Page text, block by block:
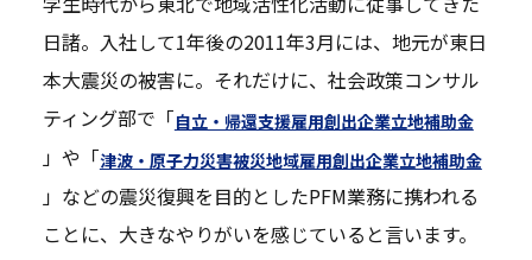
日諸。入社して1年後の2011年3月には、地元が東日
本大震災の被害に。それだけに、社会政策コンサル
ティング部で「自立・帰還支援雇用創出企業立地補助金
」や「津波・原子力災害被災地域雇用創出企業立地補助金
」などの震災復興を目的としたPFM業務に携われる
ことに、大きなやりがいを感じていると言います。